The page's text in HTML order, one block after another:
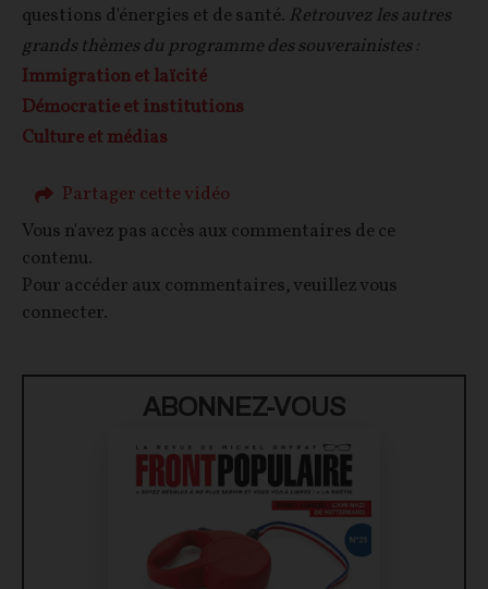
questions d'énergies et de santé. Retrouvez les autres
grands thèmes du programme des souverainistes :
Immigration et laïcité
Démocratie et institutions
Culture et médias
Partager cette vidéo
Vous n'avez pas accès aux commentaires de ce
contenu.
Pour accéder aux commentaires, veuillez vous
connecter.
ABONNEZ-VOUS